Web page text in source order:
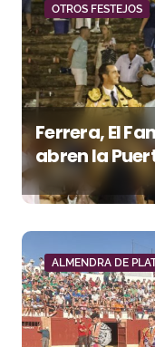
OTROS FESTEJOS
Ferrera, El
abren la
una tarde
ALMENDRA DE